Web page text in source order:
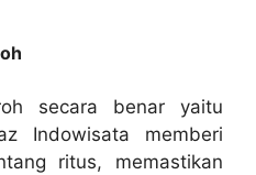
secara benar yaitu
Indowisata memberi
ritus, memastikan